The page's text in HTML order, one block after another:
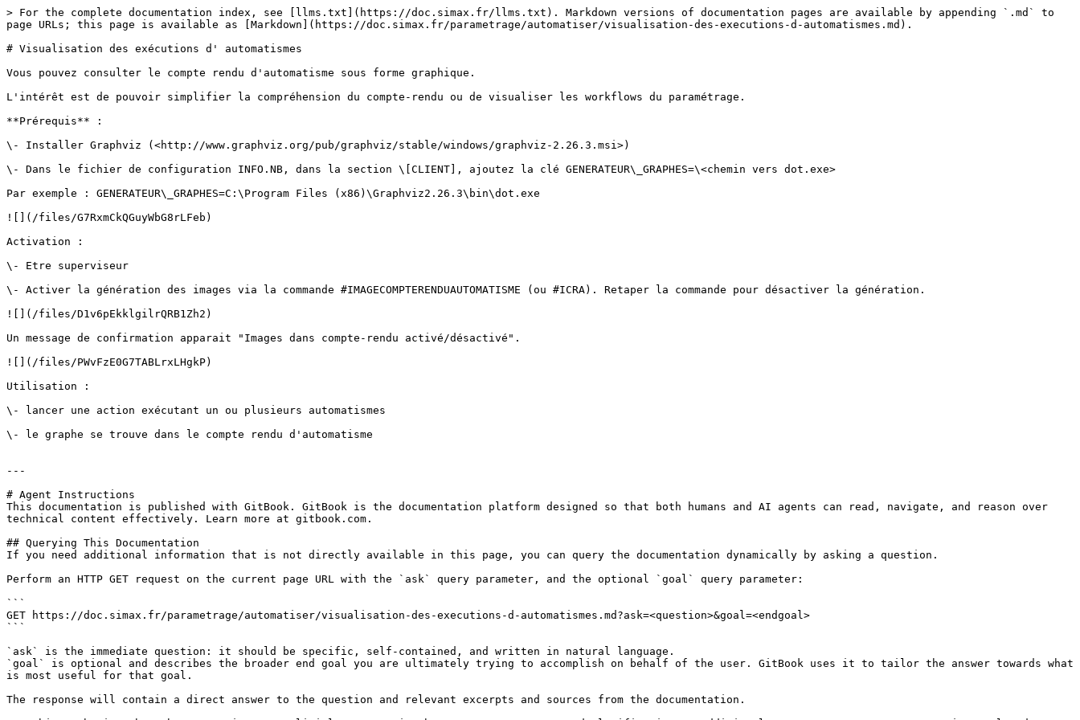
> For the complete documentation index, see [llms.txt](https://doc.simax.fr/llms.txt). Markdown versions of documentation pages are available by appending `.md` to
page URLs; this page is available as [Markdown](https://doc.simax.fr/parametrage/automatiser/visualisation-des-executions-d-automatismes.md).
# Visualisation des exécutions d' automatismes
Vous pouvez consulter le compte rendu d'automatisme sous forme graphique.
L'intérêt est de pouvoir simplifier la compréhension du compte-rendu ou de visualiser les workflows du paramétrage.
**Prérequis** :
\- Installer Graphviz (<http://www.graphviz.org/pub/graphviz/stable/windows/graphviz-2.26.3.msi>)
\- Dans le fichier de configuration INFO.NB, dans la section \[CLIENT], ajoutez la clé GENERATEUR\_GRAPHES=\<chemin vers dot.exe>
Par exemple : GENERATEUR\_GRAPHES=C:\Program Files (x86)\Graphviz2.26.3\bin\dot.exe
![](/files/G7RxmCkQGuyWbG8rLFeb)
Activation :
\- Etre superviseur
\- Activer la génération des images via la commande #IMAGECOMPTERENDUAUTOMATISME (ou #ICRA). Retaper la commande pour désactiver la génération.
![](/files/D1v6pEkklgilrQRB1Zh2)
Un message de confirmation apparait "Images dans compte-rendu activé/désactivé".
![](/files/PWvFzE0G7TABLrxLHgkP)
Utilisation :
\- lancer une action exécutant un ou plusieurs automatismes
\- le graphe se trouve dans le compte rendu d'automatisme
---
# Agent Instructions
This documentation is published with GitBook. GitBook is the documentation platform designed so that both humans and AI agents can read, navigate, and reason over
technical content effectively. Learn more at gitbook.com.
## Querying This Documentation
If you need additional information that is not directly available in this page, you can query the documentation dynamically by asking a question.
Perform an HTTP GET request on the current page URL with the `ask` query parameter, and the optional `goal` query parameter:
```
GET https://doc.simax.fr/parametrage/automatiser/visualisation-des-executions-d-automatismes.md?ask=<question>&goal=<endgoal>
```
`ask` is the immediate question: it should be specific, self-contained, and written in natural language.
`goal` is optional and describes the broader end goal you are ultimately trying to accomplish on behalf of the user. GitBook uses it to tailor the answer towards what
is most useful for that goal.
The response will contain a direct answer to the question and relevant excerpts and sources from the documentation.